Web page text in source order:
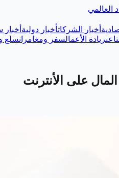
العالمي
أخبار الشركاتأخبار دولية
ريادة الأعمالسفر ومغامراتسلع